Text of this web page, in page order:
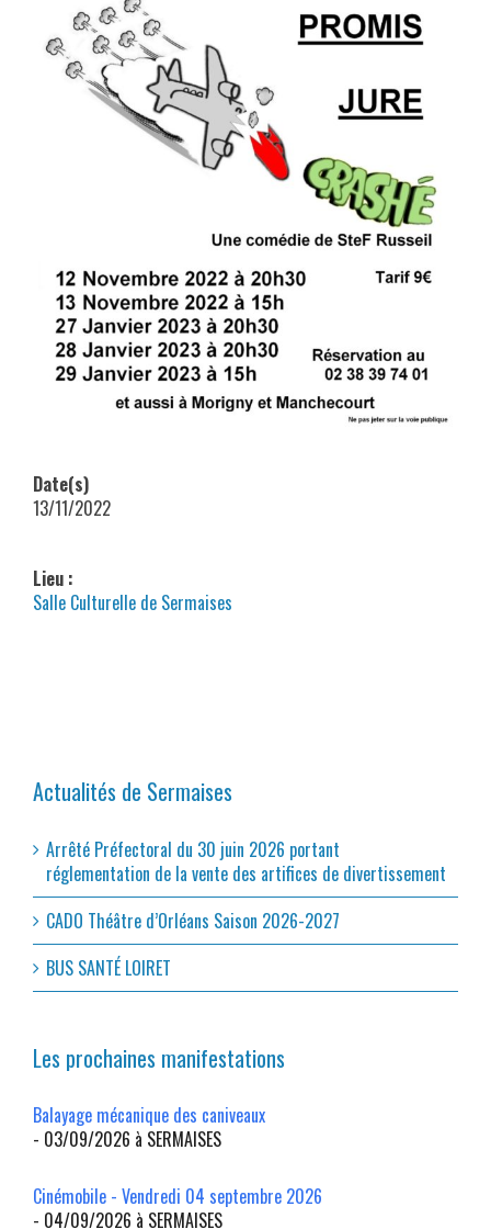
Date(s)
13/11/2022
Lieu :
Salle Culturelle de Sermaises
Actualités de Sermaises
Arrêté Préfectoral du 30 juin 2026 portant
réglementation de la vente des artifices de divertissement
CADO Théâtre d’Orléans Saison 2026-2027
BUS SANTÉ LOIRET
Les prochaines manifestations
Balayage mécanique des caniveaux
- 03/09/2026 à SERMAISES
Cinémobile - Vendredi 04 septembre 2026
- 04/09/2026 à SERMAISES